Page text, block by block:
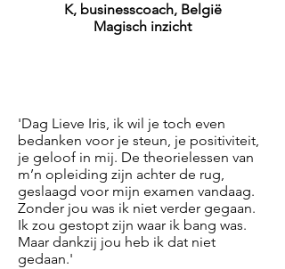
K, businesscoach, België
Magisch inzicht
'Dag Lieve Iris, ik wil je toch even
bedanken voor je steun, je positiviteit,
je geloof in mij. De theorielessen van
m’n opleiding zijn achter de rug,
geslaagd voor mijn examen vandaag.
Zonder jou was ik niet verder gegaan.
Ik zou gestopt zijn waar ik bang was.
Maar dankzij jou heb ik dat niet
gedaan.'